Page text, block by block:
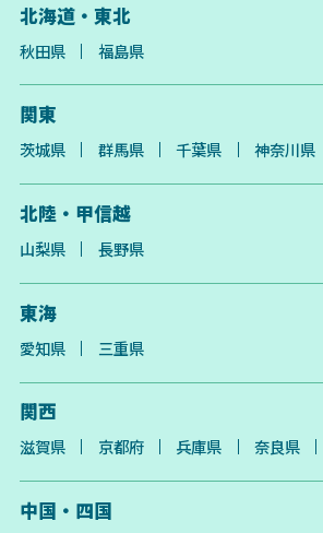
北海道・東北
秋田県 福島県
関東
茨城県 群馬県 千葉県 神奈川県
北陸・甲信越
山梨県 長野県
東海
愛知県 三重県
関西
滋賀県 京都府 兵庫県 奈良県
中国・四国